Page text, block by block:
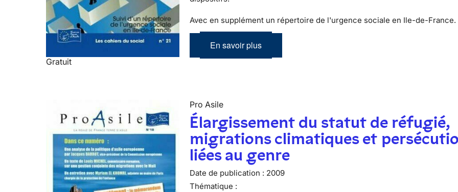
Gratuit
Avec en supplément un répertoire de l'urgence sociale en Ile-de-France.
En savoir plus
Pro Asile
Élargissement du statut de réfugié,
migrations climatiques et
liées au genre
Date de publication : 2009
Thématique :